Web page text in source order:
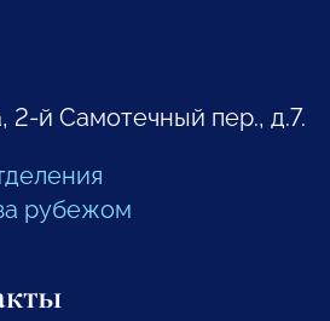
2-й Самотечный пер., д.7.
рубежом